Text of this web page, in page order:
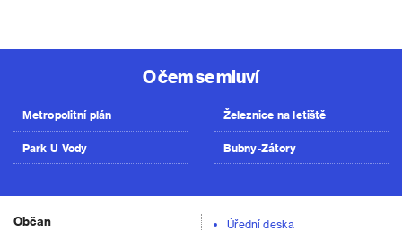
O čem se mluví
Metropolitní plán
Park U Vody
Železnice na letiště
Bubny-Zátory
Občan
Úřední deska